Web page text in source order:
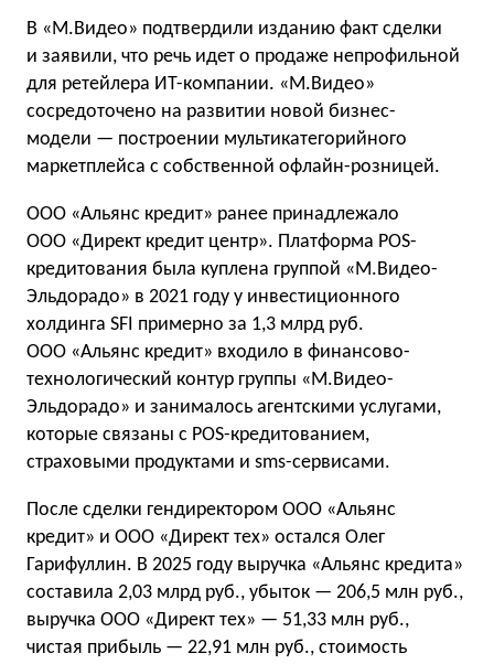
В «М.Видео» подтвердили изданию факт сделки
и заявили, что речь идет о продаже непрофильной
для ретейлера ИТ-компании. «М.Видео»
сосредоточено на развитии новой бизнес-
модели — построении мультикатегорийного
маркетплейса с собственной офлайн-розницей.
ООО «Альянс кредит» ранее принадлежало
ООО «Директ кредит центр». Платформа POS-
кредитования была куплена группой «М.Видео-
Эльдорадо» в 2021 году у инвестиционного
холдинга SFI примерно за 1,3 млрд руб.
ООО «Альянс кредит» входило в финансово-
технологический контур группы «М.Видео-
Эльдорадо» и занималось агентскими услугами,
которые связаны с POS-кредитованием,
страховыми продуктами и sms-сервисами.
После сделки гендиректором ООО «Альянс
кредит» и ООО «Директ тех» остался Олег
Гарифуллин. В 2025 году выручка «Альянс кредита»
составила 2,03 млрд руб., убыток — 206,5 млн руб.,
выручка ООО «Директ тех» — 51,33 млн руб.,
чистая прибыль — 22,91 млн руб., стоимость